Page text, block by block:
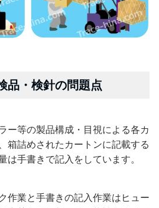
品・検針の問題点
ー等の製品構成・目視による各カ
箱詰めされたカートンに記載する
は手書きで記入をしています。
作業と手書きの記入作業はヒュー